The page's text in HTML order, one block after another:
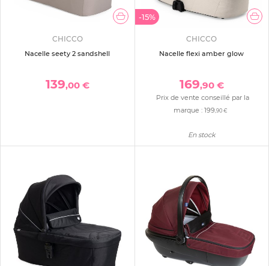
CHICCO
Nacelle seety 2 sandshell
139,00 €
-15%
CHICCO
Nacelle flexi amber glow
169,90 €
Prix de vente conseillé par la
marque : 199 ,90 €
En stock